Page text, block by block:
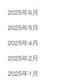
2025年6月
2025年5月
2025年4月
2025年2月
2025年1月